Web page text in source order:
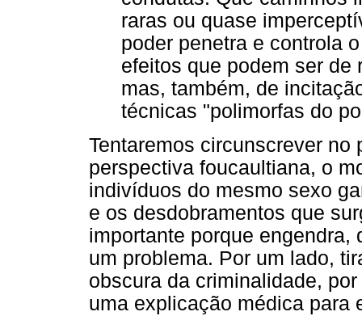
raras ou quase
poder penetra e controla
efeitos que podem ser
mas, também, de
técnicas "polimorfas do
Tentaremos circunscrever no
perspectiva foucaultiana, o
indivíduos do mesmo sexo
e os desdobramentos que
importante porque
um problema. Por um lado,
obscura da criminalidade,
uma explicação médica para